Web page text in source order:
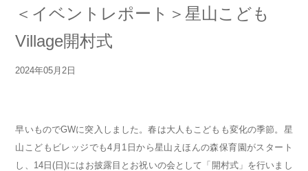
＜イベントレポート＞星山こども
Village開村式
2024年05月2日
早いものでGWに突入しました。春は大人もこどもも変化の季節。星
山こどもビレッジでも4月1日から星山えほんの森保育園がスタート
し、14日(日)にはお披露目とお祝いの会として「開村式」を行いまし